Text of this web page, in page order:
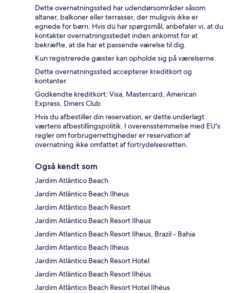
Dette overnatningssted har udendørsområder såsom
altaner, balkoner eller terrasser, der muligvis ikke er
egnede for børn. Hvis du har spørgsmål, anbefaler vi, at du
kontakter overnatningsstedet inden ankomst for at
bekræfte, at de har et passende værelse til dig.
Kun registrerede gæster kan opholde sig på værelserne.
Dette overnatningssted accepterer kreditkort og
kontanter.
Godkendte kreditkort: Visa, Mastercard, American
Express, Diners Club
Hvis du afbestiller din reservation, er dette underlagt
værtens afbestillingspolitik. I overensstemmelse med EU's
regler om forbrugerrettigheder er reservation af
overnatning ikke omfattet af fortrydelsesretten.
Også kendt som
Jardim Atlântico Beach
Jardim Atlântico Beach Ilheus
Jardim Atlântico Beach Resort
Jardim Atlântico Beach Resort Ilheus
Jardim Atlantico Beach Resort Ilheus, Brazil - Bahia
Jardim Atlantico Beach Ilheus
Jardim Atlântico Beach Resort Hotel
Jardim Atlântico Beach Resort Ilhéus
Jardim Atlântico Beach Resort Hotel Ilhéus